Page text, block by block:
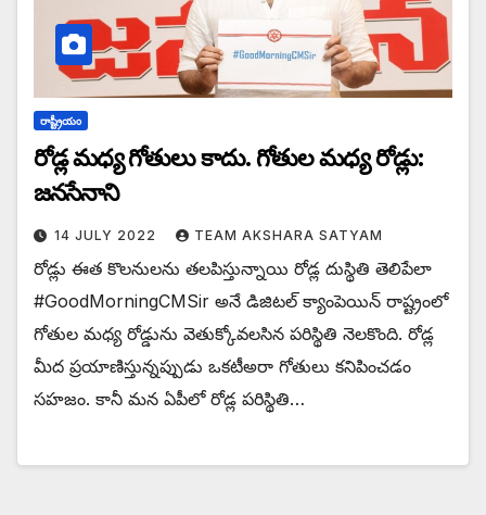
రాష్ట్రీయం
రోడ్ల మధ్య గోతులు కాదు. గోతుల మధ్య రోడ్లు:
జనసేనాని
14 JULY 2022 TEAM AKSHARA SATYAM
రోడ్లు ఈత కొలనులను తలపిస్తున్నాయి రోడ్ల దుస్థితి తెలిపేలా
#GoodMorningCMSir అనే డిజిటల్ క్యాంపెయిన్ రాష్ట్రంలో
గోతుల మధ్య రోడ్డును వెతుక్కోవలసిన పరిస్థితి నెలకొంది. రోడ్ల
మీద ప్రయాణిస్తున్నప్పుడు ఒకటీఅరా గోతులు కనిపించడం
సహజం. కానీ మన ఏపీలో రోడ్ల పరిస్థితి…